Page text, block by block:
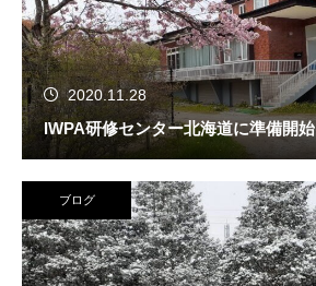
2020.11.28
IWPA研修センター北海道に準備開始
ブログ